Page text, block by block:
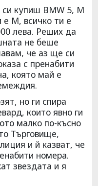
купиш BMW 5, M
е M, всичко ти е
лева. Реших да
не беше
че аз ще си
с пренабити
която май е
но ги спира
които явно ги
малко по-късно
Търговище,
и й казват, че
номера.
звездата и я